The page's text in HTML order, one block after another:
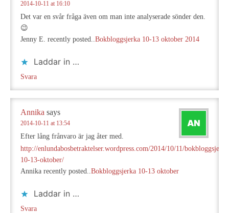
2014-10-11 at 16:10
Det var en svår fråga även om man inte analyserade sönder den.
😉
Jenny E. recently posted..Bokbloggsjerka 10-13 oktober 2014
Laddar in …
Svara
Annika says
2014-10-11 at 13:54
Efter lång frånvaro är jag åter med.
http://enlundabosbetraktelser.wordpress.com/2014/10/11/
10-13-oktober/
Annika recently posted..Bokbloggsjerka 10-13 oktober
Laddar in …
Svara